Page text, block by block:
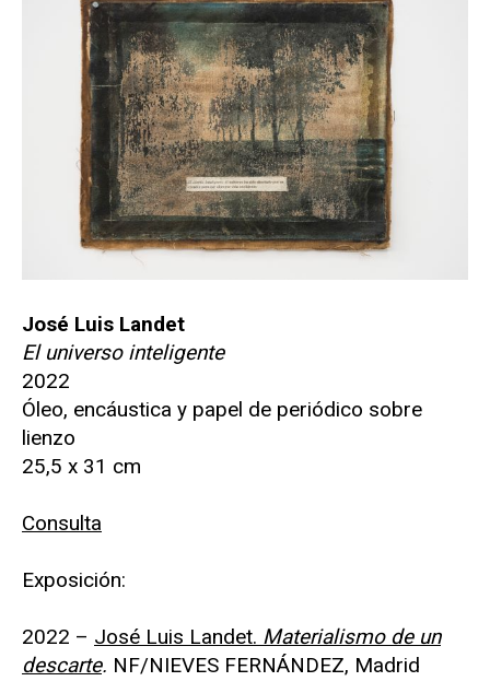
José Luis Landet
El universo inteligente
2022
Óleo, encáustica y papel de periódico sobre
lienzo
25,5 x 31 cm
Consulta
Exposición:
2022 – José Luis Landet. Materialismo de un
descarte. NF/NIEVES FERNÁNDEZ, Madrid